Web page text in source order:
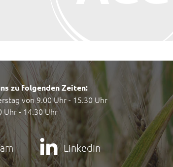
zu folgenden Zeiten:
von 9.00 Uhr - 15.30 Uhr
Uhr - 14.30 Uhr
LinkedIn